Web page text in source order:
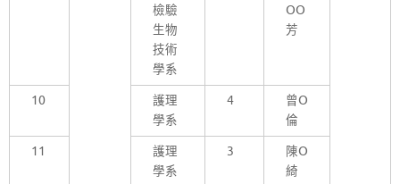
檢驗
生物
技術
學系
OO
芳
10
護理
學系
4
曾O
倫
11
護理
學系
3
陳O
綺